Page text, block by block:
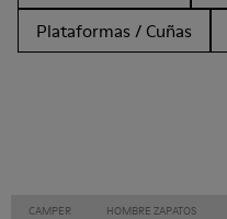
Plataformas / Cuñas
CAMPER HOMBRE ZAPATOS